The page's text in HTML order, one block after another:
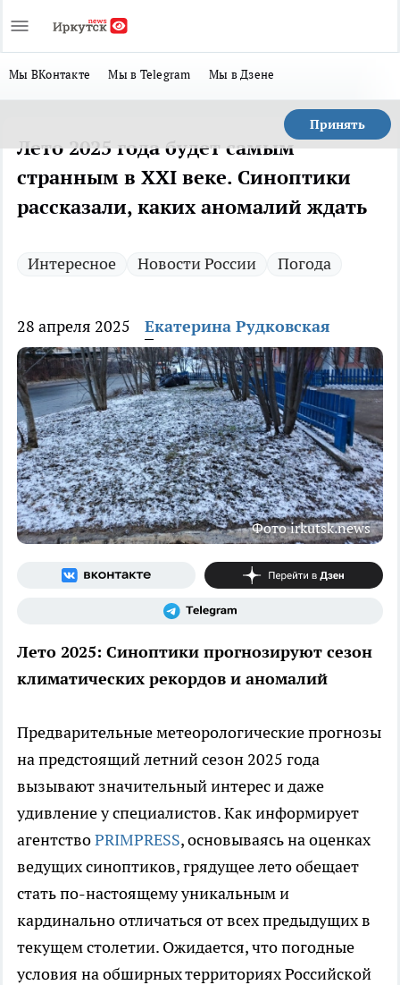
Мы ВКонтакте Мы в Telegram Мы в Дзене
Принять
Лето 2025 года будет самым
странным в XXI веке. Синоптики
рассказали, каких аномалий ждать
Интересное Новости России Погода
28 апреля 2025 Екатерина Рудковская
Фото irkutsk.news
Лето 2025: Синоптики прогнозируют сезон
климатических рекордов и аномалий
Предварительные метеорологические прогнозы
на предстоящий летний сезон 2025 года
вызывают значительный интерес и даже
удивление у специалистов. Как информирует
агентствоPRIMPRESS, основываясь на оценках
ведущих синоптиков, грядущее лето обещает
стать по-настоящему уникальным и
кардинально отличаться от всех предыдущих в
текущем столетии. Ожидается, что погодные
условия на обширных территориях Российской